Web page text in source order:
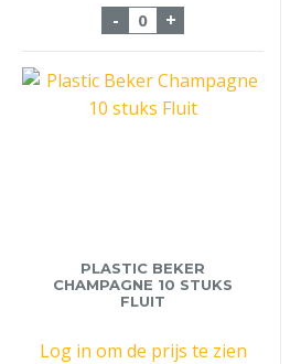
- Bottlebob 25mm 1
+
PLASTIC BEKER
CHAMPAGNE 10 STUKS
FLUIT
Log in om de prijs te zien